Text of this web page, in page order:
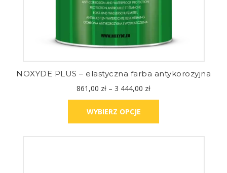
NOXYDE PLUS – elastyczna farba antykorozyjna
861,00 zł – 3 444,00 zł
WYBIERZ OPCJE